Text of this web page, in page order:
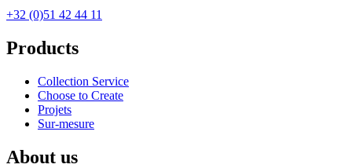
+32 (0)51 42 44 11
Products
Collection Service
Choose to Create
Projets
Sur-mesure
About us